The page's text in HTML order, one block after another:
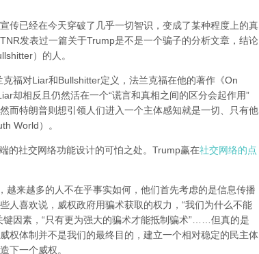
传已经在今天穿破了几乎一切智识，变成了某种程度上的真
发表过一篇关于Trump是不是一个骗子的分析文章，结论
）的人。
福对Liar和Bullshitter定义，法兰克福在他的著作《On
却相反且仍然活在一个“谎言和真相之间的区分会起作用”
而特朗普则想引领人们进入一个主体感知就是一切、只有他
World）。
的社交网络功能设计的可怕之处。Trump赢在社交网络的点
越来越多的人不在乎事实如何，他们首先考虑的是信息传播
人喜欢说，威权政府用骗术获取的权力，“我们为什么不能
键因素，“只有更为强大的骗术才能抵制骗术”……但真的是
权体制并不是我们的最终目的，建立一个相对稳定的民主体
下一个威权。